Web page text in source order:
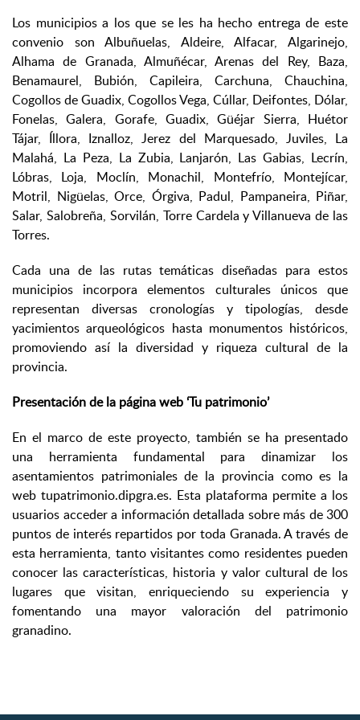
Los municipios a los que se les ha hecho entrega de este
convenio son Albuñuelas, Aldeire, Alfacar, Algarinejo,
Alhama de Granada, Almuñécar, Arenas del Rey, Baza,
Benamaurel, Bubión, Capileira, Carchuna, Chauchina,
Cogollos de Guadix, Cogollos Vega, Cúllar, Deifontes, Dólar,
Fonelas, Galera, Gorafe, Guadix, Güéjar Sierra, Huétor
Tájar, Íllora, Iznalloz, Jerez del Marquesado, Juviles, La
Malahá, La Peza, La Zubia, Lanjarón, Las Gabias, Lecrín,
Lóbras, Loja, Moclín, Monachil, Montefrío, Montejícar,
Motril, Nigüelas, Orce, Órgiva, Padul, Pampaneira, Piñar,
Salar, Salobreña, Sorvilán, Torre Cardela y Villanueva de las
Torres.
Cada una de las rutas temáticas diseñadas para estos
municipios incorpora elementos culturales únicos que
representan diversas cronologías y tipologías, desde
yacimientos arqueológicos hasta monumentos históricos,
promoviendo así la diversidad y riqueza cultural de la
provincia.
Presentación de la página web ‘Tu patrimonio’
En el marco de este proyecto, también se ha presentado
una herramienta fundamental para dinamizar los
asentamientos patrimoniales de la provincia como es la
web tupatrimonio.dipgra.es. Esta plataforma permite a los
usuarios acceder a información detallada sobre más de 300
puntos de interés repartidos por toda Granada. A través de
esta herramienta, tanto visitantes como residentes pueden
conocer las características, historia y valor cultural de los
lugares que visitan, enriqueciendo su experiencia y
fomentando una mayor valoración del patrimonio
granadino.